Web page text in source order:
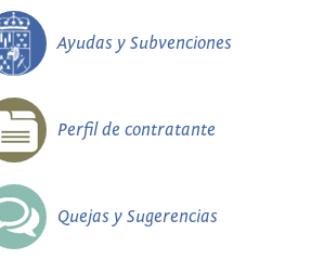
Ayudas y Subvenciones
Perfil de contratante
Quejas y Sugerencias